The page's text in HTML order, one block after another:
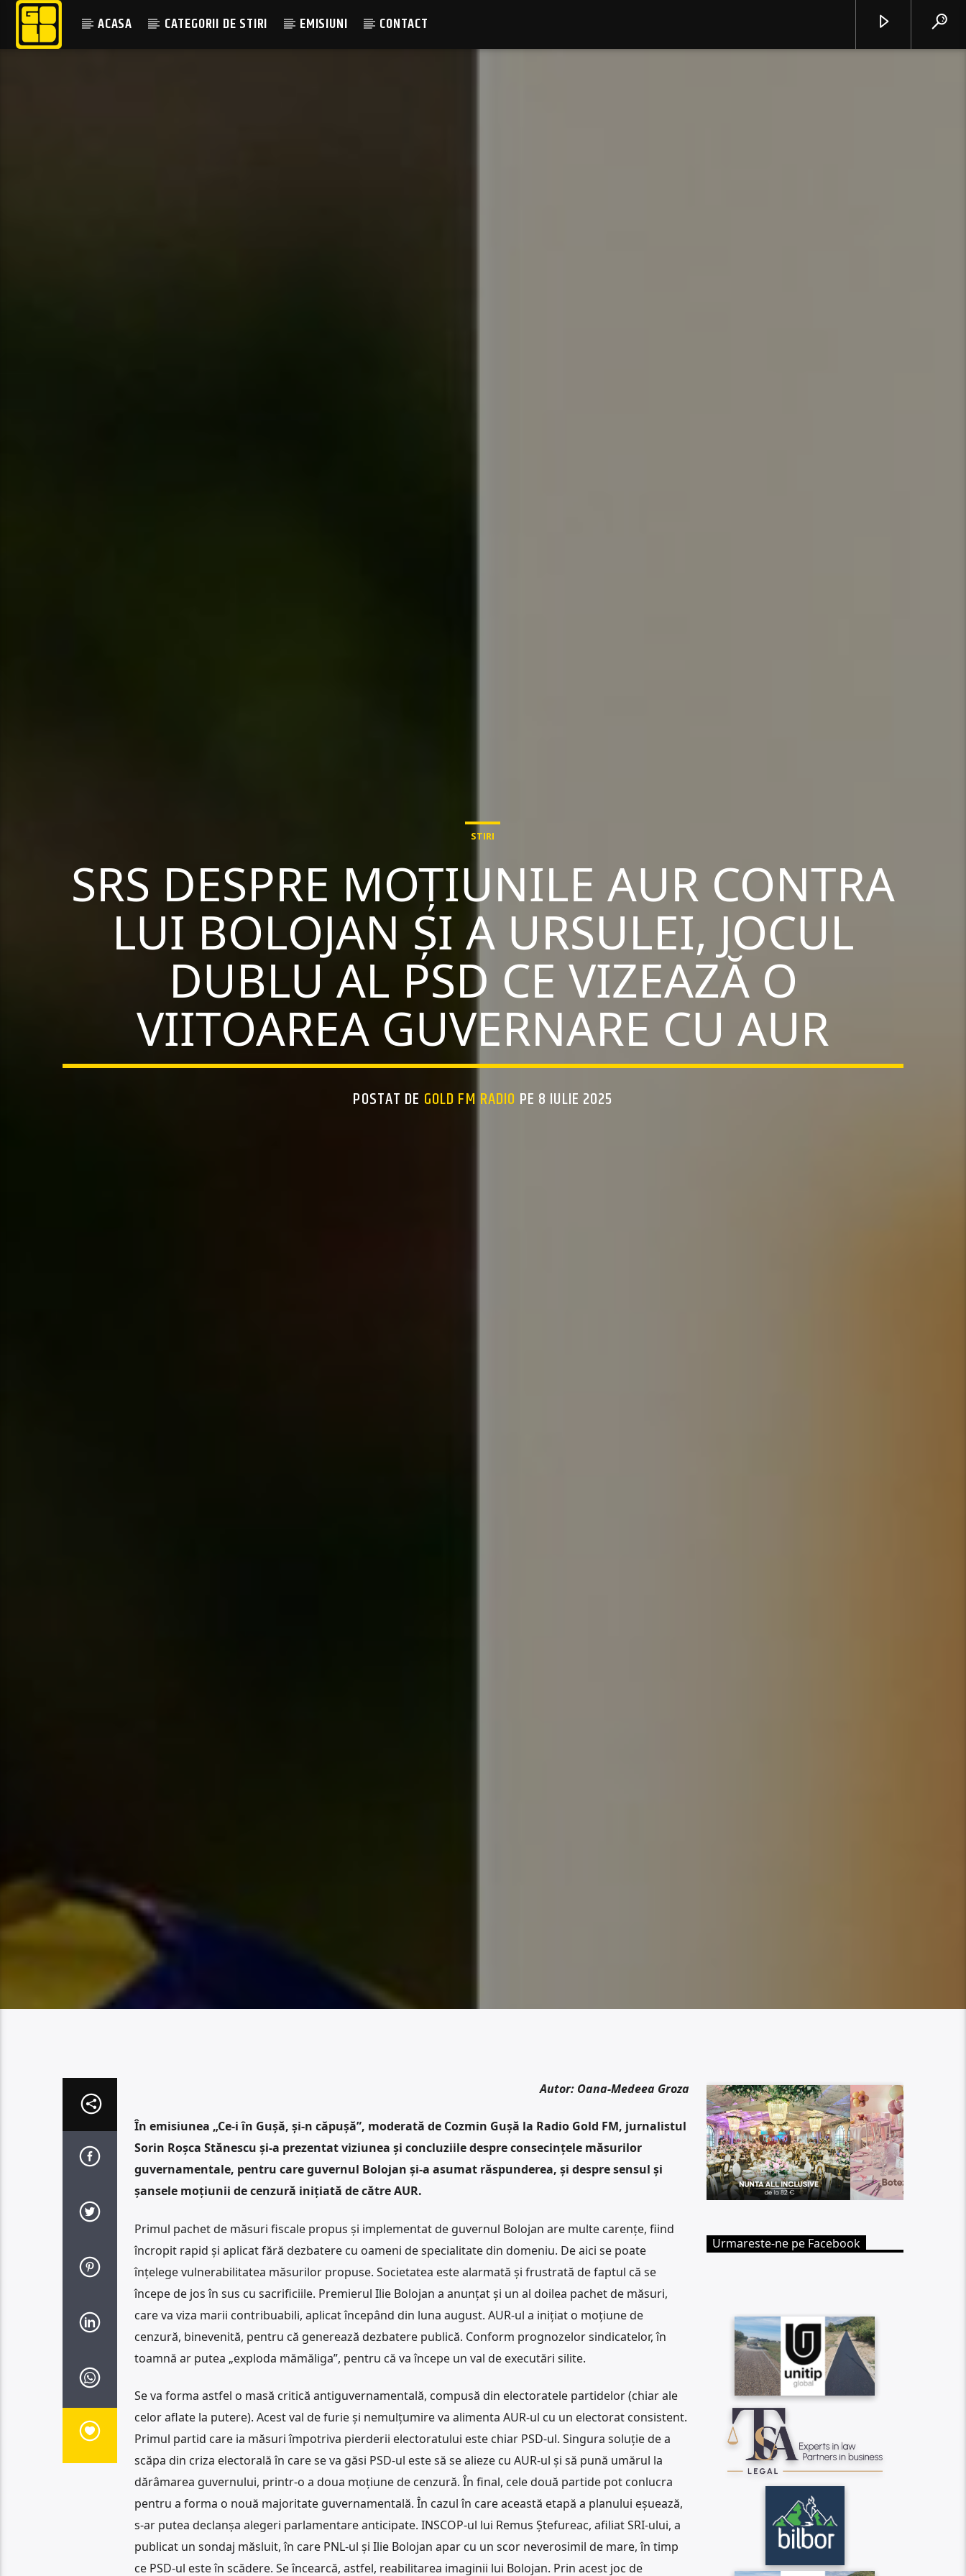
ACASA CATEGORII DE STIRI EMISIUNI CONTACT
STIRI
SRS DESPRE MOȚIUNILE AUR CONTRA
LUI BOLOJAN ȘI A URSULEI, JOCUL
DUBLU AL PSD CE VIZEAZĂ O
VIITOAREA GUVERNARE CU AUR
POSTAT DE GOLD FM RADIO PE 8 IULIE 2025
Autor: Oana-Medeea Groza
În emisiunea „Ce-i în Gușă, și-n căpușă”, moderată de Cozmin Gușă la Radio Gold FM, jurnalistul
Sorin Roșca Stănescu și-a prezentat viziunea și concluziile despre consecințele măsurilor
guvernamentale, pentru care guvernul Bolojan și-a asumat răspunderea, și despre sensul și
șansele moțiunii de cenzură inițiată de către AUR.
Primul pachet de măsuri fiscale propus și implementat de guvernul Bolojan are multe carențe, fiind
încropit rapid și aplicat fără dezbatere cu oameni de specialitate din domeniu. De aici se poate
înțelege vulnerabilitatea măsurilor propuse. Societatea este alarmată și frustrată de faptul că se
începe de jos în sus cu sacrificiile. Premierul Ilie Bolojan a anunțat și un al doilea pachet de măsuri,
care va viza marii contribuabili, aplicat începând din luna august. AUR-ul a inițiat o moțiune de
cenzură, binevenită, pentru că generează dezbatere publică. Conform prognozelor sindicatelor, în
toamnă ar putea „exploda mămăliga”, pentru că va începe un val de executări silite.
Se va forma astfel o masă critică antiguvernamentală, compusă din electoratele partidelor (chiar ale
celor aflate la putere). Acest val de furie și nemulțumire va alimenta AUR-ul cu un electorat consistent.
Primul partid care ia măsuri împotriva pierderii electoratului este chiar PSD-ul. Singura soluție de a
scăpa din criza electorală în care se va găsi PSD-ul este să se alieze cu AUR-ul și să pună umărul la
dărâmarea guvernului, printr-o a doua moțiune de cenzură. În final, cele două partide pot conlucra
pentru a forma o nouă majoritate guvernamentală. În cazul în care această etapă a planului eșuează,
s-ar putea declanșa alegeri parlamentare anticipate. INSCOP-ul lui Remus Ștefureac, afiliat SRI-ului, a
publicat un sondaj măsluit, în care PNL-ul și Ilie Bolojan apar cu un scor neverosimil de mare, în timp
ce PSD-ul este în scădere. Se încearcă, astfel, reabilitarea imaginii lui Bolojan. Prin acest joc de
Urmareste-ne pe Facebook